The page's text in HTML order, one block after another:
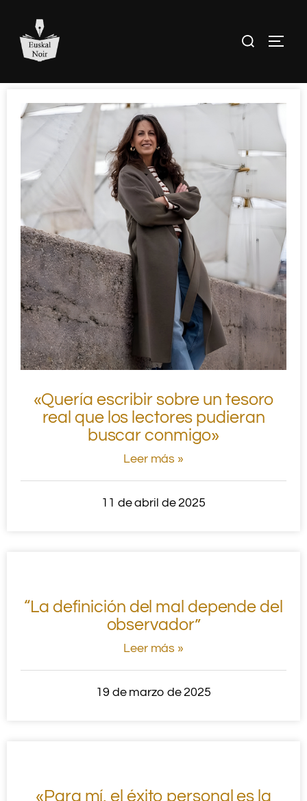
«Quería escribir sobre un tesoro
real que los lectores pudieran
buscar conmigo»
Leer más »
11 de abril de 2025
“La definición del mal depende del
observador”
Leer más »
19 de marzo de 2025
«Para mí, el éxito personal es la